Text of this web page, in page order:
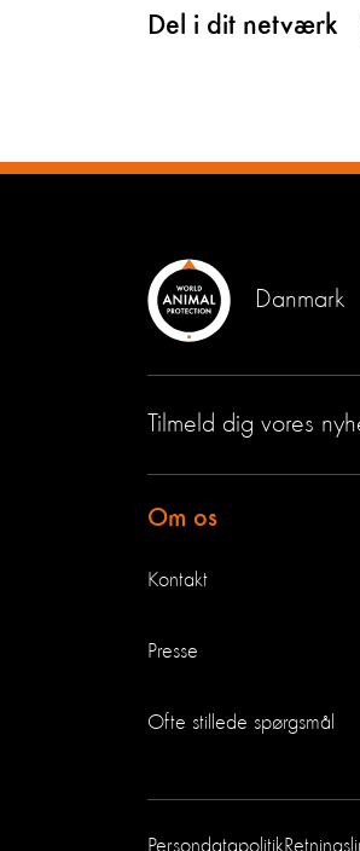
Del i dit netværk
Danmark
Tilmeld dig vores
Om os
Kontakt
Presse
Ofte stillede spørgsmål
Persondatapolitik